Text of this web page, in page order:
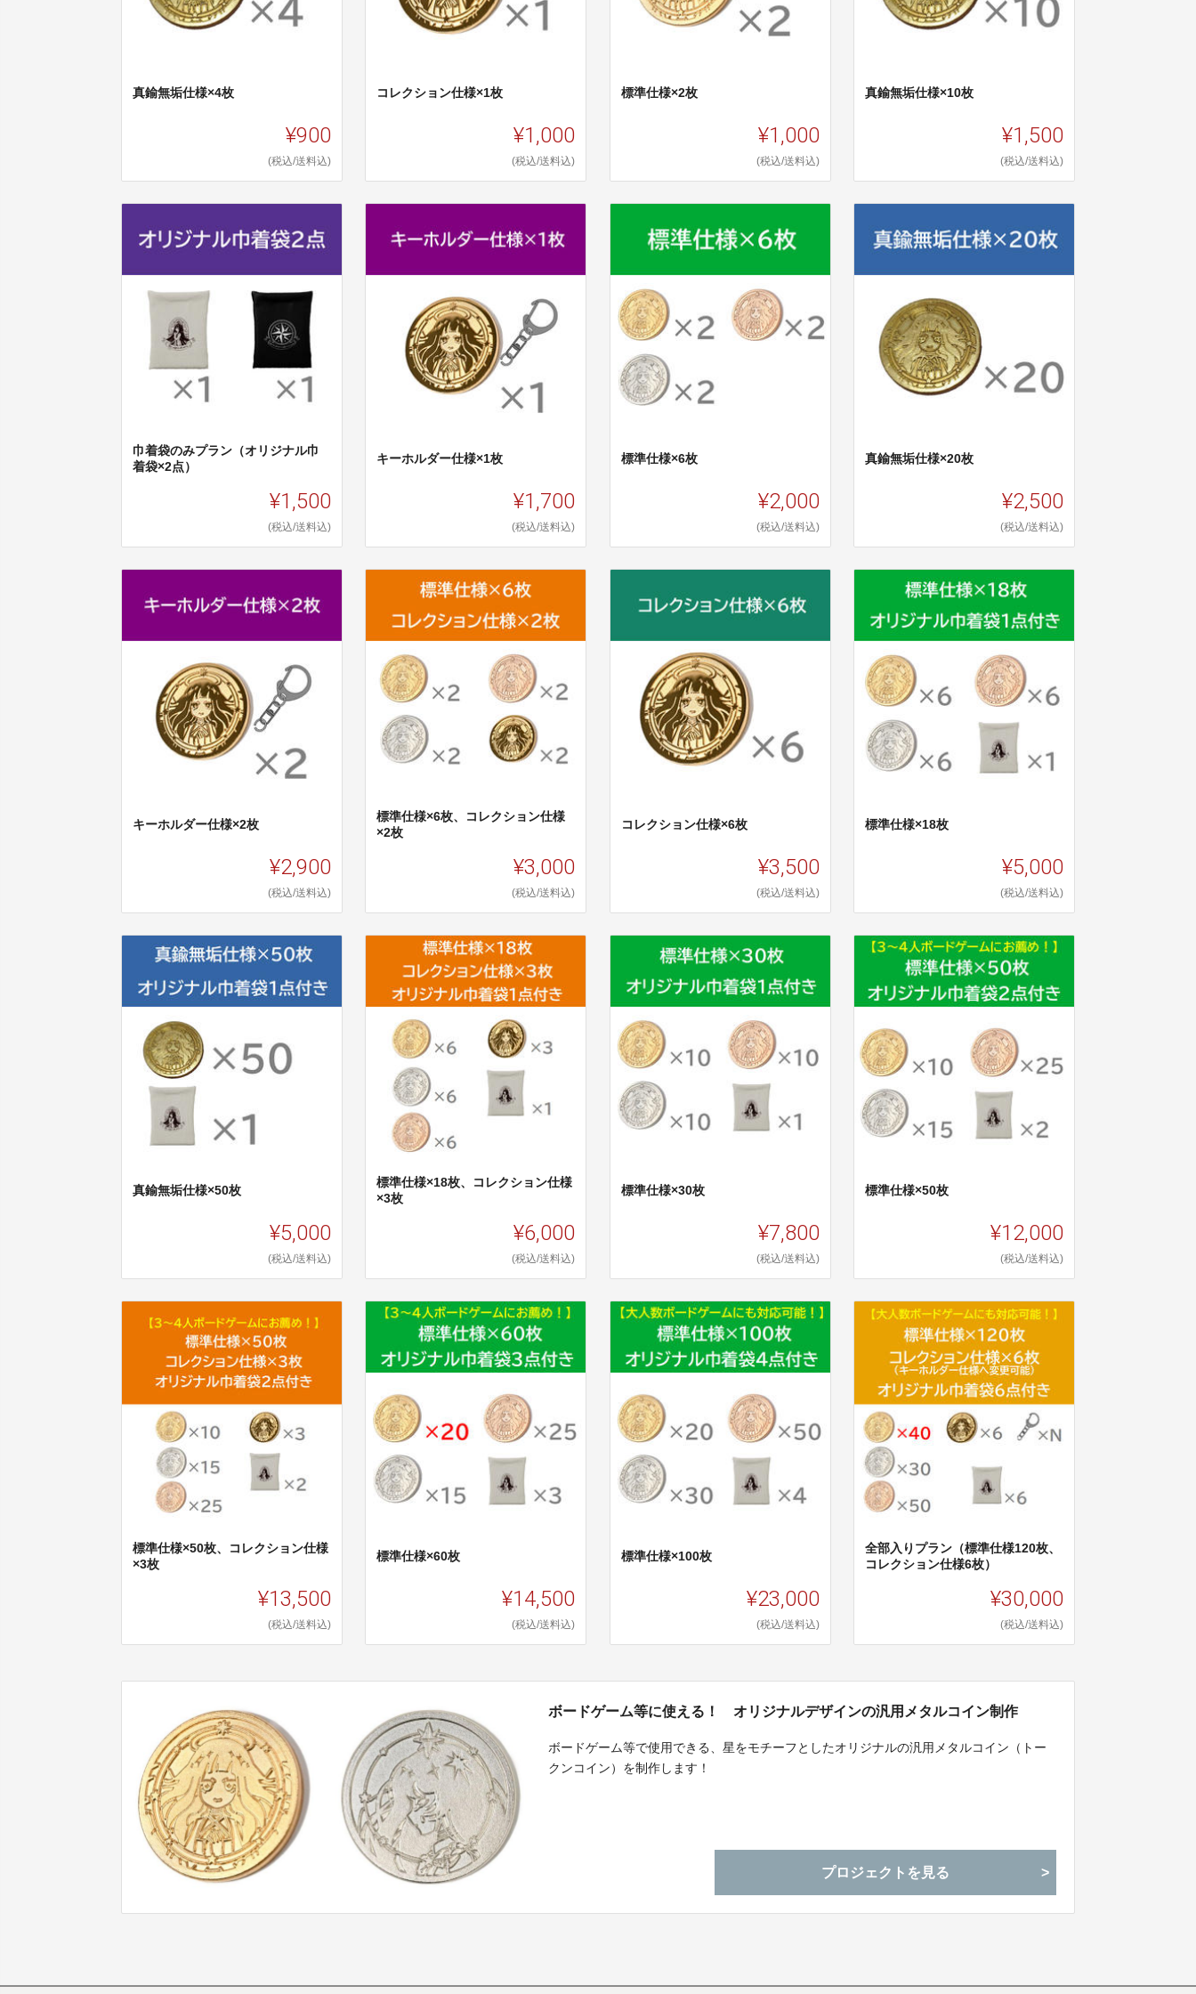
真鍮無垢仕様×4枚
¥900
(税込/送料込)
コレクション仕様×1枚
¥1,000
(税込/送料込)
標準仕様×2枚
¥1,000
(税込/送料込)
真鍮無垢仕様×10枚
¥1,500
(税込/送料込)
巾着袋のみプラン（オリジナル巾
着袋×2点）
¥1,500
(税込/送料込)
キーホルダー仕様×1枚
¥1,700
(税込/送料込)
標準仕様×6枚
¥2,000
(税込/送料込)
真鍮無垢仕様×20枚
¥2,500
(税込/送料込)
キーホルダー仕様×2枚
¥2,900
(税込/送料込)
標準仕様×6枚、コレクション仕様
×2枚
¥3,000
(税込/送料込)
コレクション仕様×6枚
¥3,500
(税込/送料込)
標準仕様×18枚
¥5,000
(税込/送料込)
真鍮無垢仕様×50枚
¥5,000
(税込/送料込)
標準仕様×18枚、コレクション仕様
×3枚
¥6,000
(税込/送料込)
標準仕様×30枚
¥7,800
(税込/送料込)
標準仕様×50枚
¥12,000
(税込/送料込)
標準仕様×50枚、コレクション仕様
×3枚
¥13,500
(税込/送料込)
標準仕様×60枚
¥14,500
(税込/送料込)
標準仕様×100枚
¥23,000
(税込/送料込)
全部入りプラン（標準仕様120枚、
コレクション仕様6枚）
¥30,000
(税込/送料込)
ボードゲーム等に使える！ オリジナルデザインの汎用メタルコイン制作
ボードゲーム等で使用できる、星をモチーフとしたオリジナルの汎用メタルコイン（トー
クンコイン）を制作します！
プロジェクトを見る